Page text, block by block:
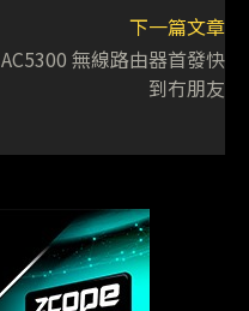
下一篇文章
AC5300 無線路由器首發快
到冇朋友